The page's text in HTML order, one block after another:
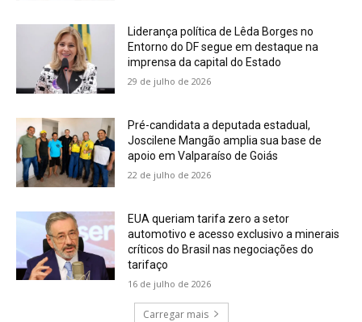
Liderança política de Lêda Borges no
Entorno do DF segue em destaque na
imprensa da capital do Estado
29 de julho de 2026
Pré-candidata a deputada estadual,
Joscilene Mangão amplia sua base de
apoio em Valparaíso de Goiás
22 de julho de 2026
EUA queriam tarifa zero a setor
automotivo e acesso exclusivo a minerais
críticos do Brasil nas negociações do
tarifaço
16 de julho de 2026
Carregar mais